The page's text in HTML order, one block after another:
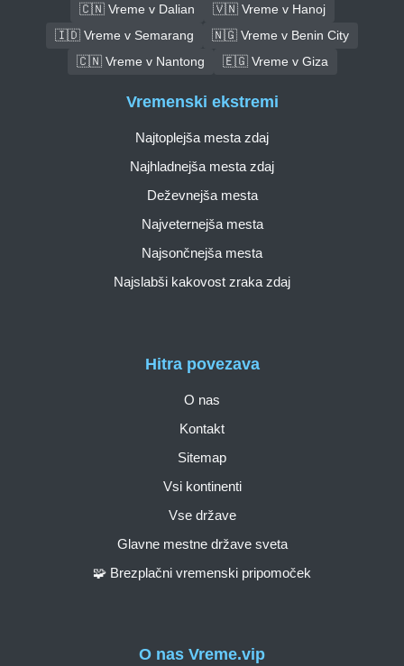
🇨🇳 Vreme v Dalian
🇻🇳 Vreme v Hanoj
🇮🇩 Vreme v Semarang
🇳🇬 Vreme v Benin City
🇨🇳 Vreme v Nantong
🇪🇬 Vreme v Giza
O nas Vreme.vip
Hitra povezava
O nas
Kontakt
Sitemap
Vsi kontinenti
Vse države
Glavne mestne države sveta
🧩 Brezplačni vremenski pripomoček
Vremenski ekstremi
Najtoplejša mesta zdaj
Najhladnejša mesta zdaj
Deževnejša mesta
Najveternejša mesta
Najsončnejša mesta
Najslabši kakovost zraka zdaj